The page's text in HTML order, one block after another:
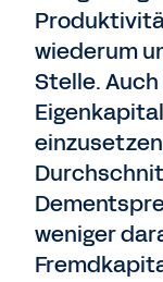
wiederum
Stelle.
weniger